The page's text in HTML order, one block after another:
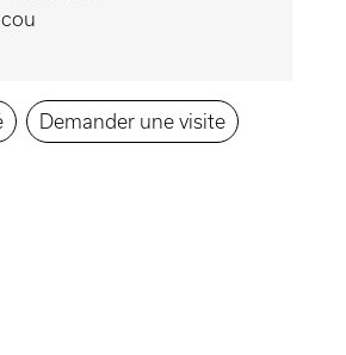
Demander une visite